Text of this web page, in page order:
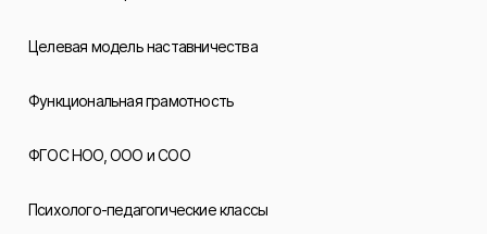
Целевая модель наставничества
Функциональная грамотность
ФГОС НОО, ООО и СОО
Психолого-педагогические классы